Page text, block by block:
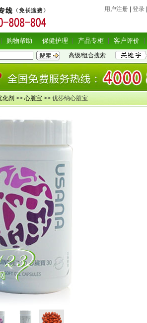
用户注册 登录
购物帮助 保健护理 产品专柜 客户评价
高级/组合搜索
化剂 >>心脏宝 >> 优莎纳心脏宝